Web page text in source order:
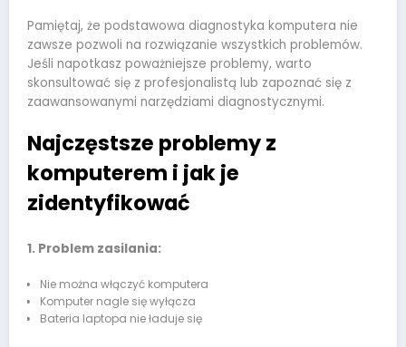
Pamiętaj, że podstawowa diagnostyka komputera nie
zawsze pozwoli na rozwiązanie wszystkich problemów.
Jeśli napotkasz poważniejsze problemy, warto
skonsultować się z profesjonalistą lub zapoznać się z
zaawansowanymi narzędziami diagnostycznymi.
Najczęstsze problemy z
komputerem i jak je
zidentyfikować
1. Problem zasilania:
Nie można włączyć komputera
Komputer nagle się wyłącza
Bateria laptopa nie ładuje się